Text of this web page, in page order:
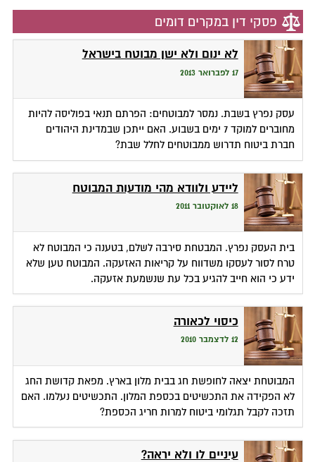
פסקי דין במקרים דומים
לא ינום ולא ישן מבוטח בישראל
17 לפברואר 2013
עסק נפרץ בשבת. נמסר למבוטחים: הפרתם תנאי בפוליסה להיות
מחוברים למוקד 7 ימים בשבוע. האם ייתכן שבמדינת היהודים
חברת ביטוח תדרוש ממבוטחים לחלל שבת?
ליידע ולוודא מהי מודעות המבוטח
18 לאוקטובר 2011
בית העסק נפרץ. המבטחת סירבה לשלם, בטענה כי המבוטח לא
טרח לסור לעסקו משדווח על קריאות האזעקה. המבוטח טען שלא
ידע כי הוא חייב להגיע בכל עת שנשמעת אזעקה.
כיסוי לכאורה
12 לדצמבר 2010
המבוטחת יצאה לחופשת חג בבית מלון בארץ. מפאת קדושת החג
לא הפקידה את התכשיטים בכספת המלון. התכשיטים נעלמו. האם
תזכה לקבל תגלומי ביטוח למרות חריג הכספת?
עיניים לו ולא יראה?